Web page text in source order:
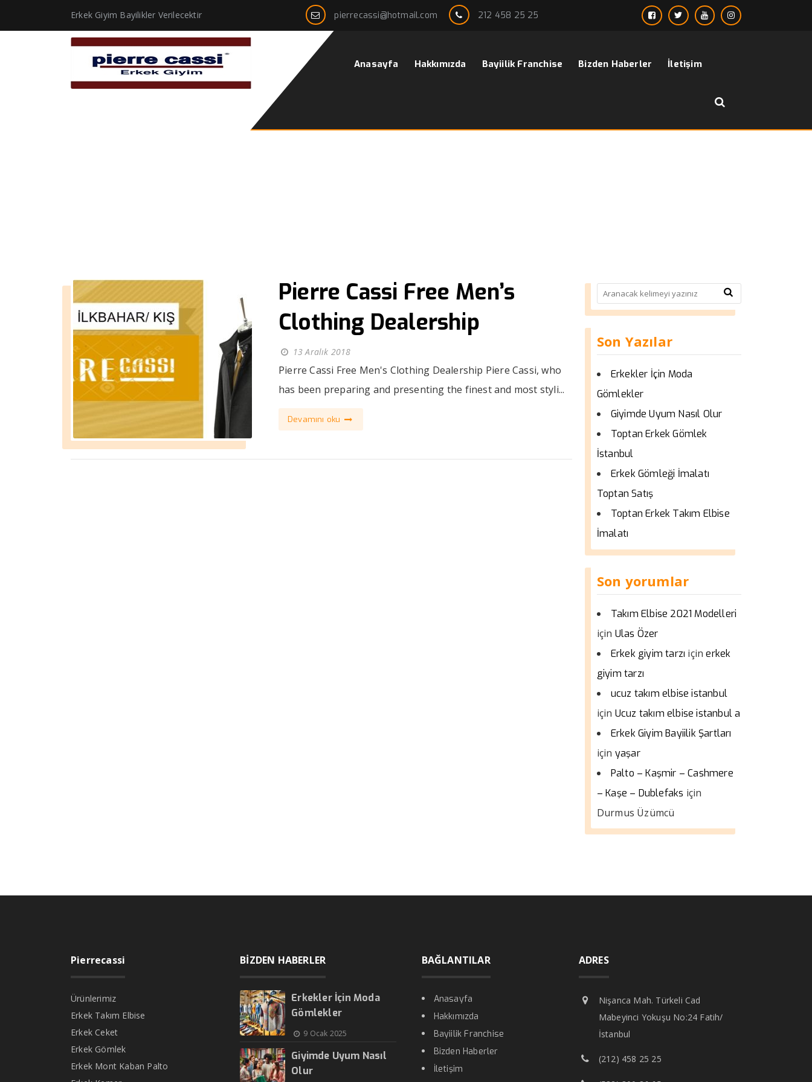
Erkek Giyim Bayilikler Verilecektir pierrecassi@hotmail.com 212 458 25 25
Anasayfa Hakkımızda Bayiilik Franchise Bizden Haberler İletişim
Pierre Cassi Free Men’s
Clothing Dealership
13 Aralık 2018
Pierre Cassi Free Men's Clothing Dealership Piere Cassi, who
has been preparing and presenting the finest and most styli...
Devamını oku
Son Yazılar
Erkekler İçin Moda
Gömlekler
Giyimde Uyum Nasıl Olur
Toptan Erkek Gömlek
İstanbul
Erkek Gömleği İmalatı
Toptan Satış
Toptan Erkek Takım Elbise
İmalatı
Son yorumlar
Takım Elbise 2021 Modelleri
için Ulas Özer
Erkek giyim tarzı içinerkek
giyim tarzı
ucuz takım elbise istanbul
için Ucuz takım elbise istanbul a
Erkek Giyim Bayiilik Şartları
için yaşar
Palto – Kaşmir – Cashmere
– Kaşe – Dublefaks için
Durmus Üzümcü
Pierrecassi
Ürünlerimiz
Erkek Takım Elbise
Erkek Ceket
Erkek Gömlek
Erkek Mont Kaban Palto
BİZDEN HABERLER
Erkekler İçin Moda
Gömlekler
9 Ocak 2025
Giyimde Uyum Nasıl
Olur
BAĞLANTILAR
Anasayfa
Hakkımızda
Bayiilik Franchise
Bizden Haberler
İletişim
ADRES
Nişanca Mah. Türkeli Cad
Mabeyinci Yokuşu No:24 Fatih/
İstanbul
(212) 458 25 25